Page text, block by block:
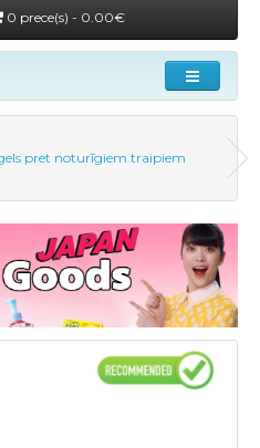
0 prece(s) - 0.00€
pret noturīgiem traipiem